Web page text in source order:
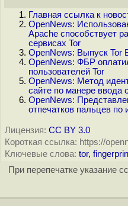
Главная ссылка к
OpenNews:
Apache способствует
сервисах Tor
OpenNews: Выпуск Tor
OpenNews: ФБР
пользователей Tor
OpenNews: Метод
сайте по манере ввода
OpenNews:
отпечатков пальцев
Лицензия: CC BY 3.0
Короткая ссылка: https://
Ключевые слова: tor,
При перепечатке указание